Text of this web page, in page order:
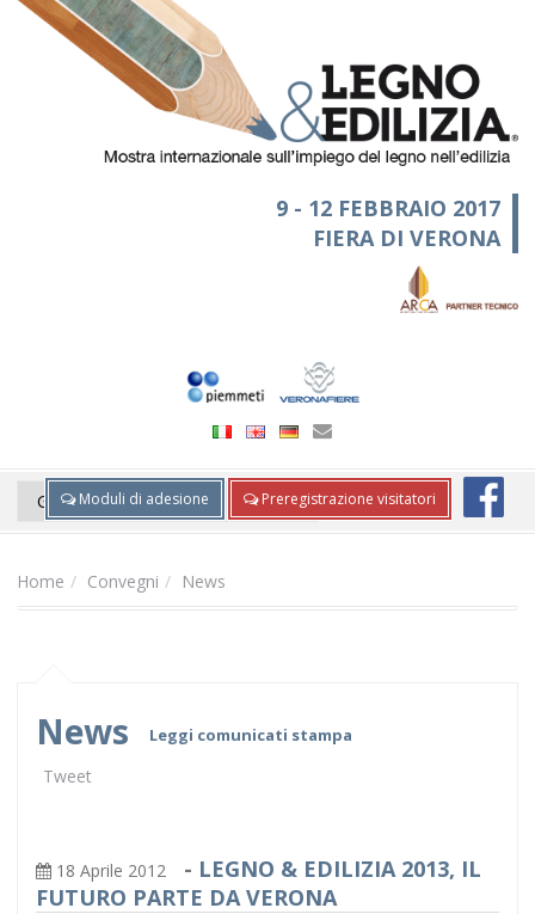
9 - 12 FEBBRAIO 2017
FIERA DI VERONA
Moduli di adesione Preregistrazione visitatori
Home Convegni News
News Leggi comunicati stampa
Tweet
18 Aprile 2012 - LEGNO & EDILIZIA 2013, IL
FUTURO PARTE DA VERONA